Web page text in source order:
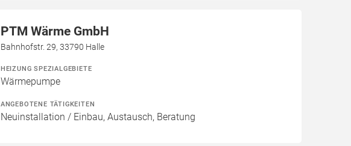
PTM Wärme GmbH
Bahnhofstr. 29, 33790 Halle
HEIZUNG SPEZIALGEBIETE
Wärmepumpe
ANGEBOTENE TÄTIGKEITEN
Neuinstallation / Einbau, Austausch, Beratung